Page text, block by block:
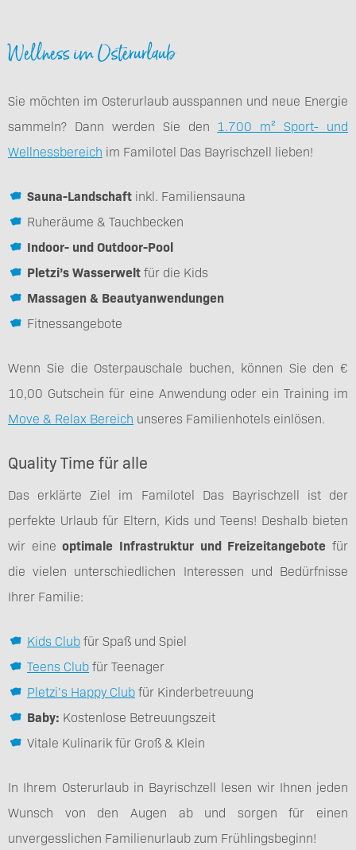
Wellness im Osterurlaub
Sie möchten im Osterurlaub ausspannen und neue Energie
sammeln? Dann werden Sie den 1.700 m² Sport- und
Wellnessbereich im Familotel Das Bayrischzell lieben!
Sauna-Landschaft inkl. Familiensauna
Ruheräume & Tauchbecken
Indoor- und Outdoor-Pool
Pletzi’s Wasserweltfür die Kids
Massagen & Beautyanwendungen
Fitnessangebote
Wenn Sie die Osterpauschale buchen, können Sie den €
10,00 Gutschein für eine Anwendung oder ein Training im
Move & Relax Bereich unseres Familienhotels einlösen.
Quality Time für alle
Das erklärte Ziel im Familotel Das Bayrischzell ist der
perfekte Urlaub für Eltern, Kids und Teens! Deshalb bieten
wir eineoptimale Infrastruktur und Freizeitangebote für
die vielen unterschiedlichen Interessen und Bedürfnisse
Ihrer Familie:
Kids Clubfür Spaß und Spiel
Teens Clubfür Teenager
Pletzi’s Happy Clubfür Kinderbetreuung
Baby: Kostenlose Betreuungszeit
Vitale Kulinarik für Groß & Klein
In Ihrem Osterurlaub in Bayrischzell lesen wir Ihnen jeden
Wunsch von den Augen ab und sorgen für einen
unvergesslichen Familienurlaub zum Frühlingsbeginn!